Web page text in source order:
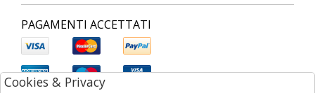
PAGAMENTI ACCETTATI
Cookies & Privacy